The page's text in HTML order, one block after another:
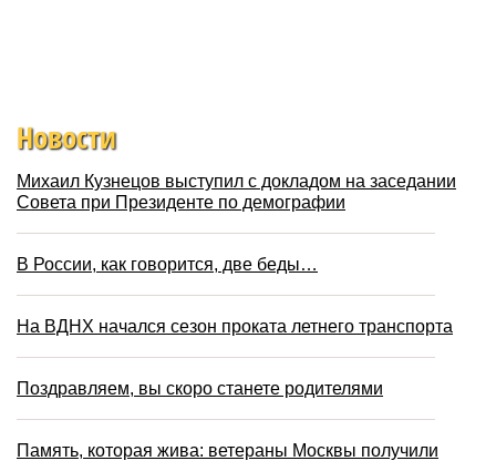
Новости
Михаил Кузнецов выступил с докладом на заседании
Совета при Президенте по демографии
В России, как говорится, две беды…
На ВДНХ начался сезон проката летнего транспорта
Поздравляем, вы скоро станете родителями
Память, которая жива: ветераны Москвы получили